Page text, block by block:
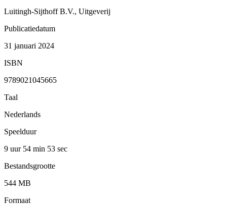
Luitingh-Sijthoff B.V., Uitgeverij
Publicatiedatum
31 januari 2024
ISBN
9789021045665
Taal
Nederlands
Speelduur
9 uur 54 min 53 sec
Bestandsgrootte
544 MB
Formaat